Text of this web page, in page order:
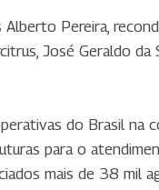
Alberto Pereira,
José Geraldo
do Brasil na
para o
mais de 38 mil